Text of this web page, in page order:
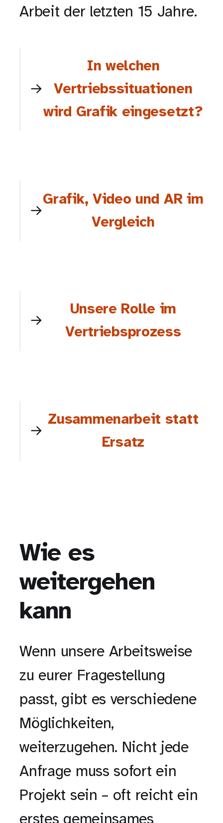
Arbeit der letzten 15 Jahre.
In welchen
Vertriebssituationen
wird Grafik eingesetzt?
Grafik, Video und AR im
Vergleich
Unsere Rolle im
Vertriebsprozess
Zusammenarbeit statt
Ersatz
Wie es
weitergehen
kann
Wenn unsere Arbeitsweise
zu eurer Fragestellung
passt, gibt es verschiedene
Möglichkeiten,
weiterzugehen. Nicht jede
Anfrage muss sofort ein
Projekt sein – oft reicht ein